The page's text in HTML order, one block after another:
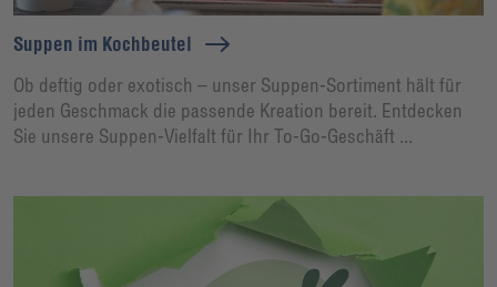
Suppen im Kochbeutel
Ob deftig oder exotisch – unser Suppen-Sortiment hält für
jeden Geschmack die passende Kreation bereit. Entdecken
Sie unsere Suppen-Vielfalt für Ihr To-Go-Geschäft ...